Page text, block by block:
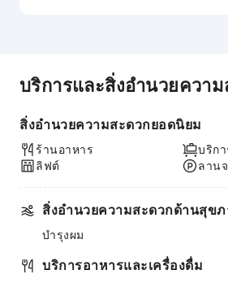
บริการและสิ่งอำนวยควา
สิ่งอำนวยความสะดวกยอดนิยม
ร้านอาหาร
ลิฟต์
บริก
ลาน
สิ่งอำนวยความสะดวกด้านสุขภ
บำรุงผม
บริการอาหารและเครื่องดื่ม